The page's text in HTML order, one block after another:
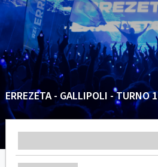
ERREZETA - GALLIPOLI - TURNO 1